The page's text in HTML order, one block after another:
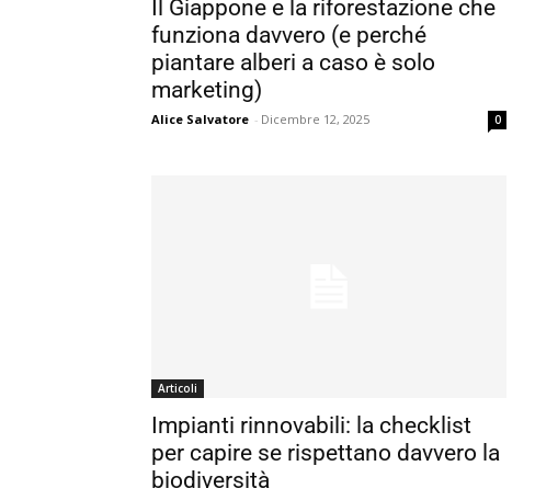
Il Giappone e la riforestazione che
funziona davvero (e perché
piantare alberi a caso è solo
marketing)
Alice Salvatore - Dicembre 12, 2025 0
Articoli
Impianti rinnovabili: la checklist
per capire se rispettano davvero la
biodiversità